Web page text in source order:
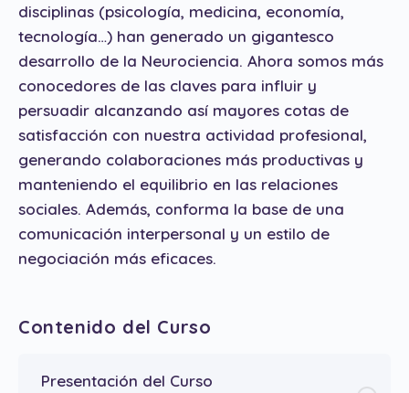
disciplinas (psicología, medicina, economía,
tecnología…) han generado un gigantesco
desarrollo de la Neurociencia. Ahora somos más
conocedores de las claves para influir y
persuadir alcanzando así mayores cotas de
satisfacción con nuestra actividad profesional,
generando colaboraciones más productivas y
manteniendo el equilibrio en las relaciones
sociales. Además, conforma la base de una
comunicación interpersonal y un estilo de
negociación más eficaces.
Contenido del Curso
Presentación del Curso